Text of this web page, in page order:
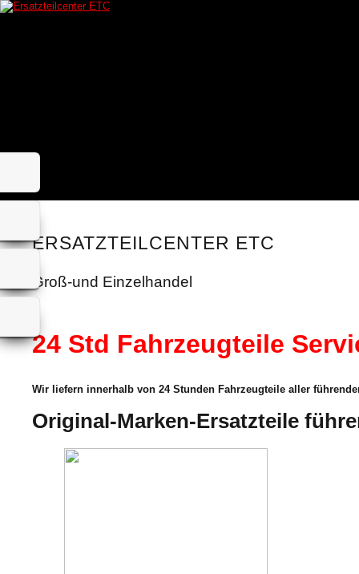
ERSATZTEILCENTER ETC
Groß-und Einzelhandel
24 Std Fahrzeugteile
Wir liefern innerhalb von 24 Stunden Fahrzeugteile aller
Original-Marken-Ersatzteile